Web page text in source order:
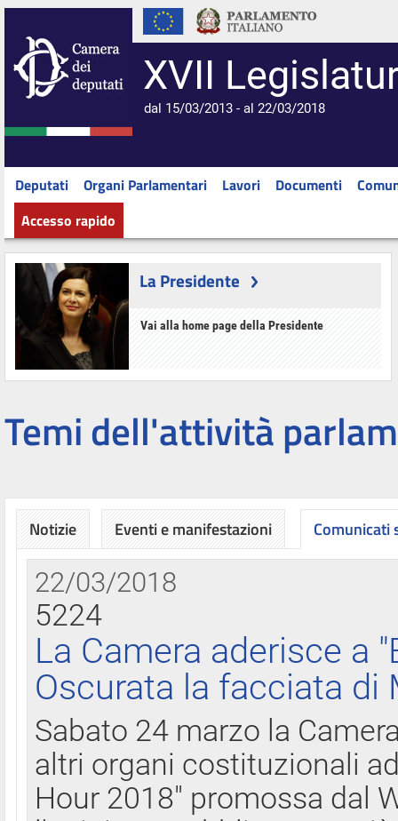
XVII
dal 15/03/2013 - al 22/03/2018
Deputati Organi Parlamentari Lavori Documenti
Accesso rapido
La Presidente
Vai alla home page della Presidente
Temi dell'attività
Notizie Eventi e manifestazioni Comunicati
22/03/2018
5224
La Camera aderisce a
Oscurata la facciata di
Sabato 24 marzo la
altri organi costituzionali
Hour 2018" promossa dal